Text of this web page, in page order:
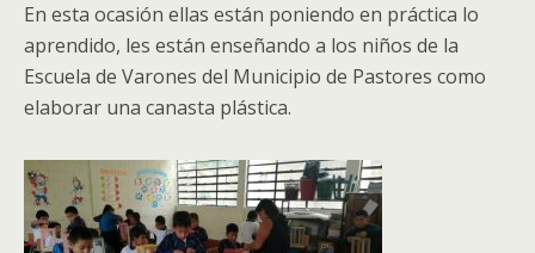
En esta ocasión ellas están poniendo en práctica lo
aprendido, les están enseñando a los niños de la
Escuela de Varones del Municipio de Pastores como
elaborar una canasta plástica.